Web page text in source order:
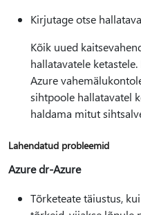
Kirjutage otse
Kõik uued
hallatavatele
Azure
sihtpoole hallatavatel
haldama mitut
Lahendatud probleemid
Azure dr-Azure
Tõrketeate täiustus,